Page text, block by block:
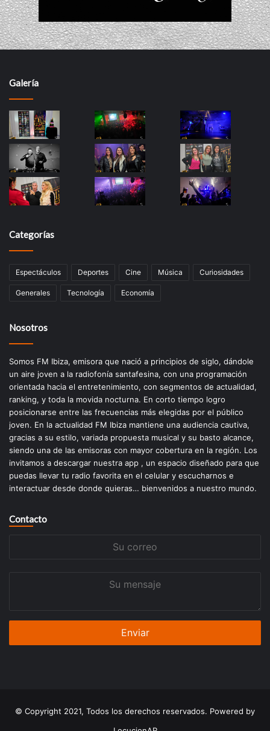
Galería
Categorías
Espectáculos Deportes Cine Música Curiosidades
Generales Tecnología Economía
Nosotros
Somos FM Ibiza, emisora que nació a principios de siglo, dándole
un aire joven a la radiofonía santafesina, con una programación
orientada hacia el entretenimiento, con segmentos de actualidad,
ranking, y toda la movida nocturna. En corto tiempo logro
posicionarse entre las frecuencias más elegidas por el público
joven. En la actualidad FM Ibiza mantiene una audiencia cautiva,
gracias a su estilo, variada propuesta musical y su basto alcance,
siendo una de las emisoras con mayor cobertura en la región. Los
invitamos a descargar nuestra app , un espacio diseñado para que
puedas llevar tu radio favorita en el celular y escucharnos e
interactuar desde donde quieras… bienvenidos a nuestro mundo.
Contacto
© Copyright 2021, Todos los derechos reservados. Powered by